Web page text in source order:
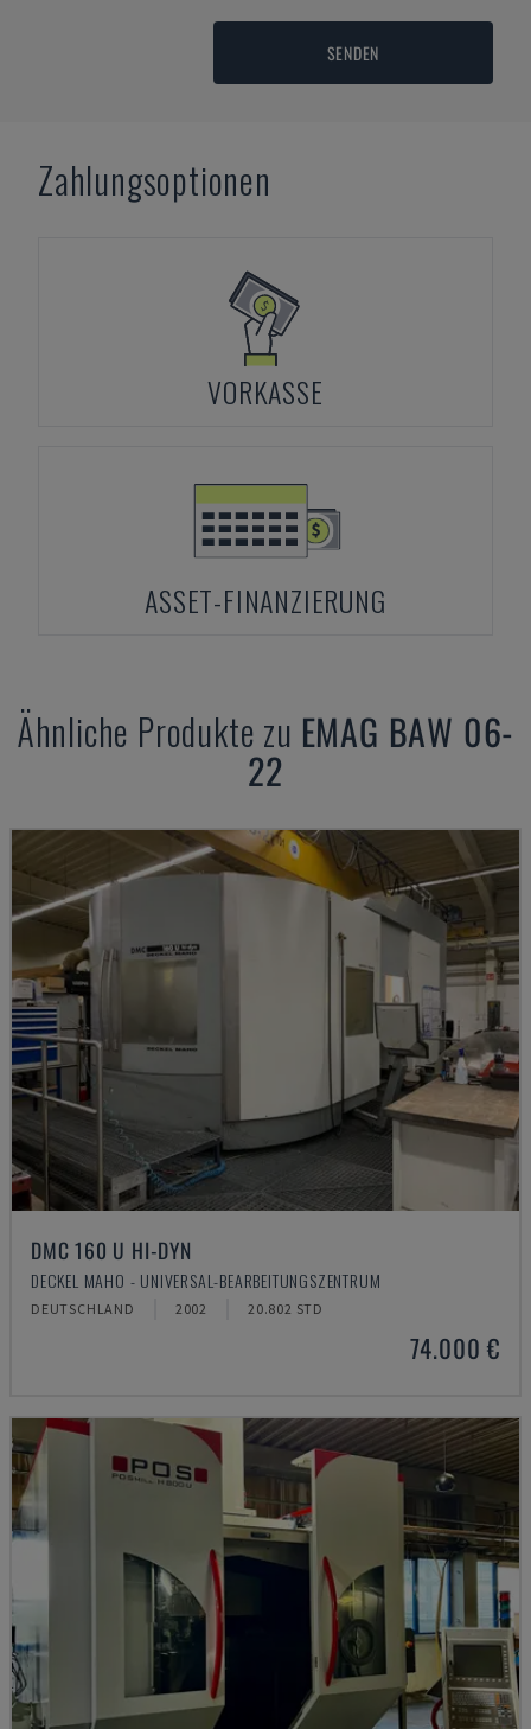
SENDEN
Zahlungsoptionen
VORKASSE
ASSET-FINANZIERUNG
Ähnliche Produkte zu EMAG BAW 06-
22
DMC 160 U HI-DYN
DECKEL MAHO - UNIVERSAL-BEARBEITUNGSZENTRUM
DEUTSCHLAND 2002 20.802 STD
74.000 €